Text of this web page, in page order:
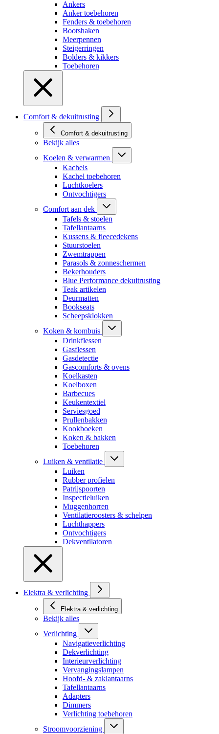
Ankers
Anker toebehoren
Fenders & toebehoren
Bootshaken
Meerpennen
Steigerringen
Bolders & kikkers
Toebehoren
Comfort & dekuitrusting
Comfort & dekuitrusting
Bekijk alles
Koelen & verwarmen
Kachels
Kachel toebehoren
Luchtkoelers
Ontvochtigers
Comfort aan dek
Tafels & stoelen
Tafellantaarns
Kussens & fleecedekens
Stuurstoelen
Zwemtrappen
Parasols & zonneschermen
Bekerhouders
Blue Performance dekuitrusting
Teak artikelen
Deurmatten
Bookseats
Scheepsklokken
Koken & kombuis
Drinkflessen
Gasflessen
Gasdetectie
Gascomforts & ovens
Koelkasten
Koelboxen
Barbecues
Keukentextiel
Serviesgoed
Prullenbakken
Kookboeken
Koken & bakken
Toebehoren
Luiken & ventilatie
Luiken
Rubber profielen
Patrijspoorten
Inspectieluiken
Muggenhorren
Ventilatieroosters & schelpen
Luchthappers
Ontvochtigers
Dekventilatoren
Elektra & verlichting
Elektra & verlichting
Bekijk alles
Verlichting
Navigatieverlichting
Dekverlichting
Interieurverlichting
Vervangingslampen
Hoofd- & zaklantaarns
Tafellantaarns
Adapters
Dimmers
Verlichting toebehoren
Stroomvoorziening